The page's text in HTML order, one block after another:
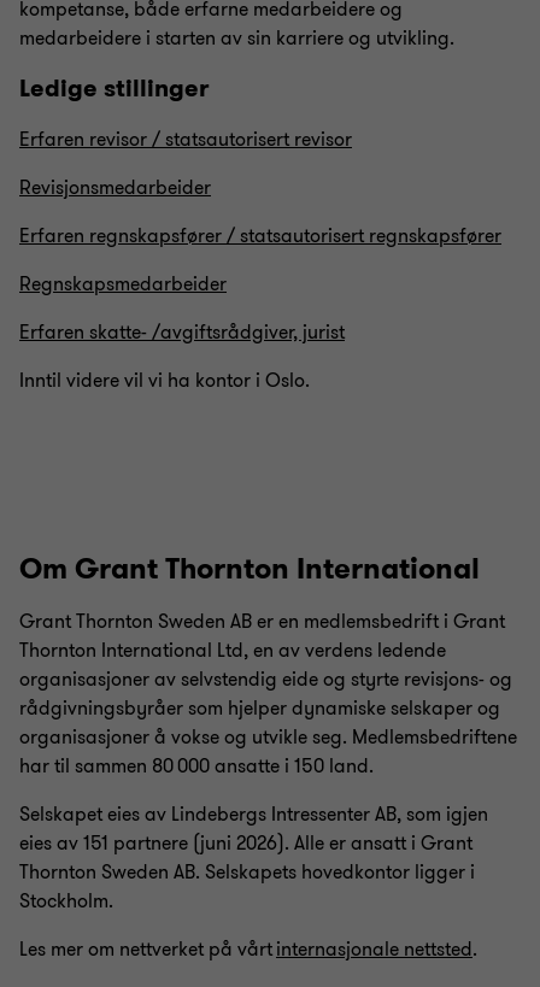
kompetanse, både erfarne medarbeidere og
medarbeidere i starten av sin karriere og utvikling.
Ledige stillinger
Erfaren revisor / statsautorisert revisor
Revisjonsmedarbeider
Erfaren regnskapsfører / statsautorisert regnskapsfører
Regnskapsmedarbeider
Erfaren skatte- /avgiftsrådgiver, jurist
Inntil videre vil vi ha kontor i Oslo.
Om Grant Thornton International
Grant Thornton Sweden AB er en medlemsbedrift i Grant
Thornton International Ltd, en av verdens ledende
organisasjoner av selvstendig eide og styrte revisjons- og
rådgivningsbyråer som hjelper dynamiske selskaper og
organisasjoner å vokse og utvikle seg. Medlemsbedriftene
har til sammen 80 000 ansatte i 150 land.
Selskapet eies av Lindebergs Intressenter AB, som igjen
eies av 151 partnere (juni 2026). Alle er ansatt i Grant
Thornton Sweden AB. Selskapets hovedkontor ligger i
Stockholm.
Les mer om nettverket på vårtinternasjonale nettsted.